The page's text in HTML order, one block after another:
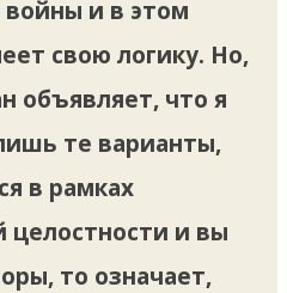
и в этом
свою логику. Но,
объявляет, что я
те варианты,
в рамках
целостности и вы
то означает,